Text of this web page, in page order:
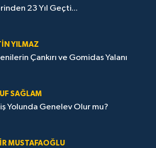
23 Yıl Geçti...
YILMAZ
Çankırı ve Gomidas Yalanı
SAĞLAM
Yolunda Genelev Olur mu?
MUSTAFAOĞLU